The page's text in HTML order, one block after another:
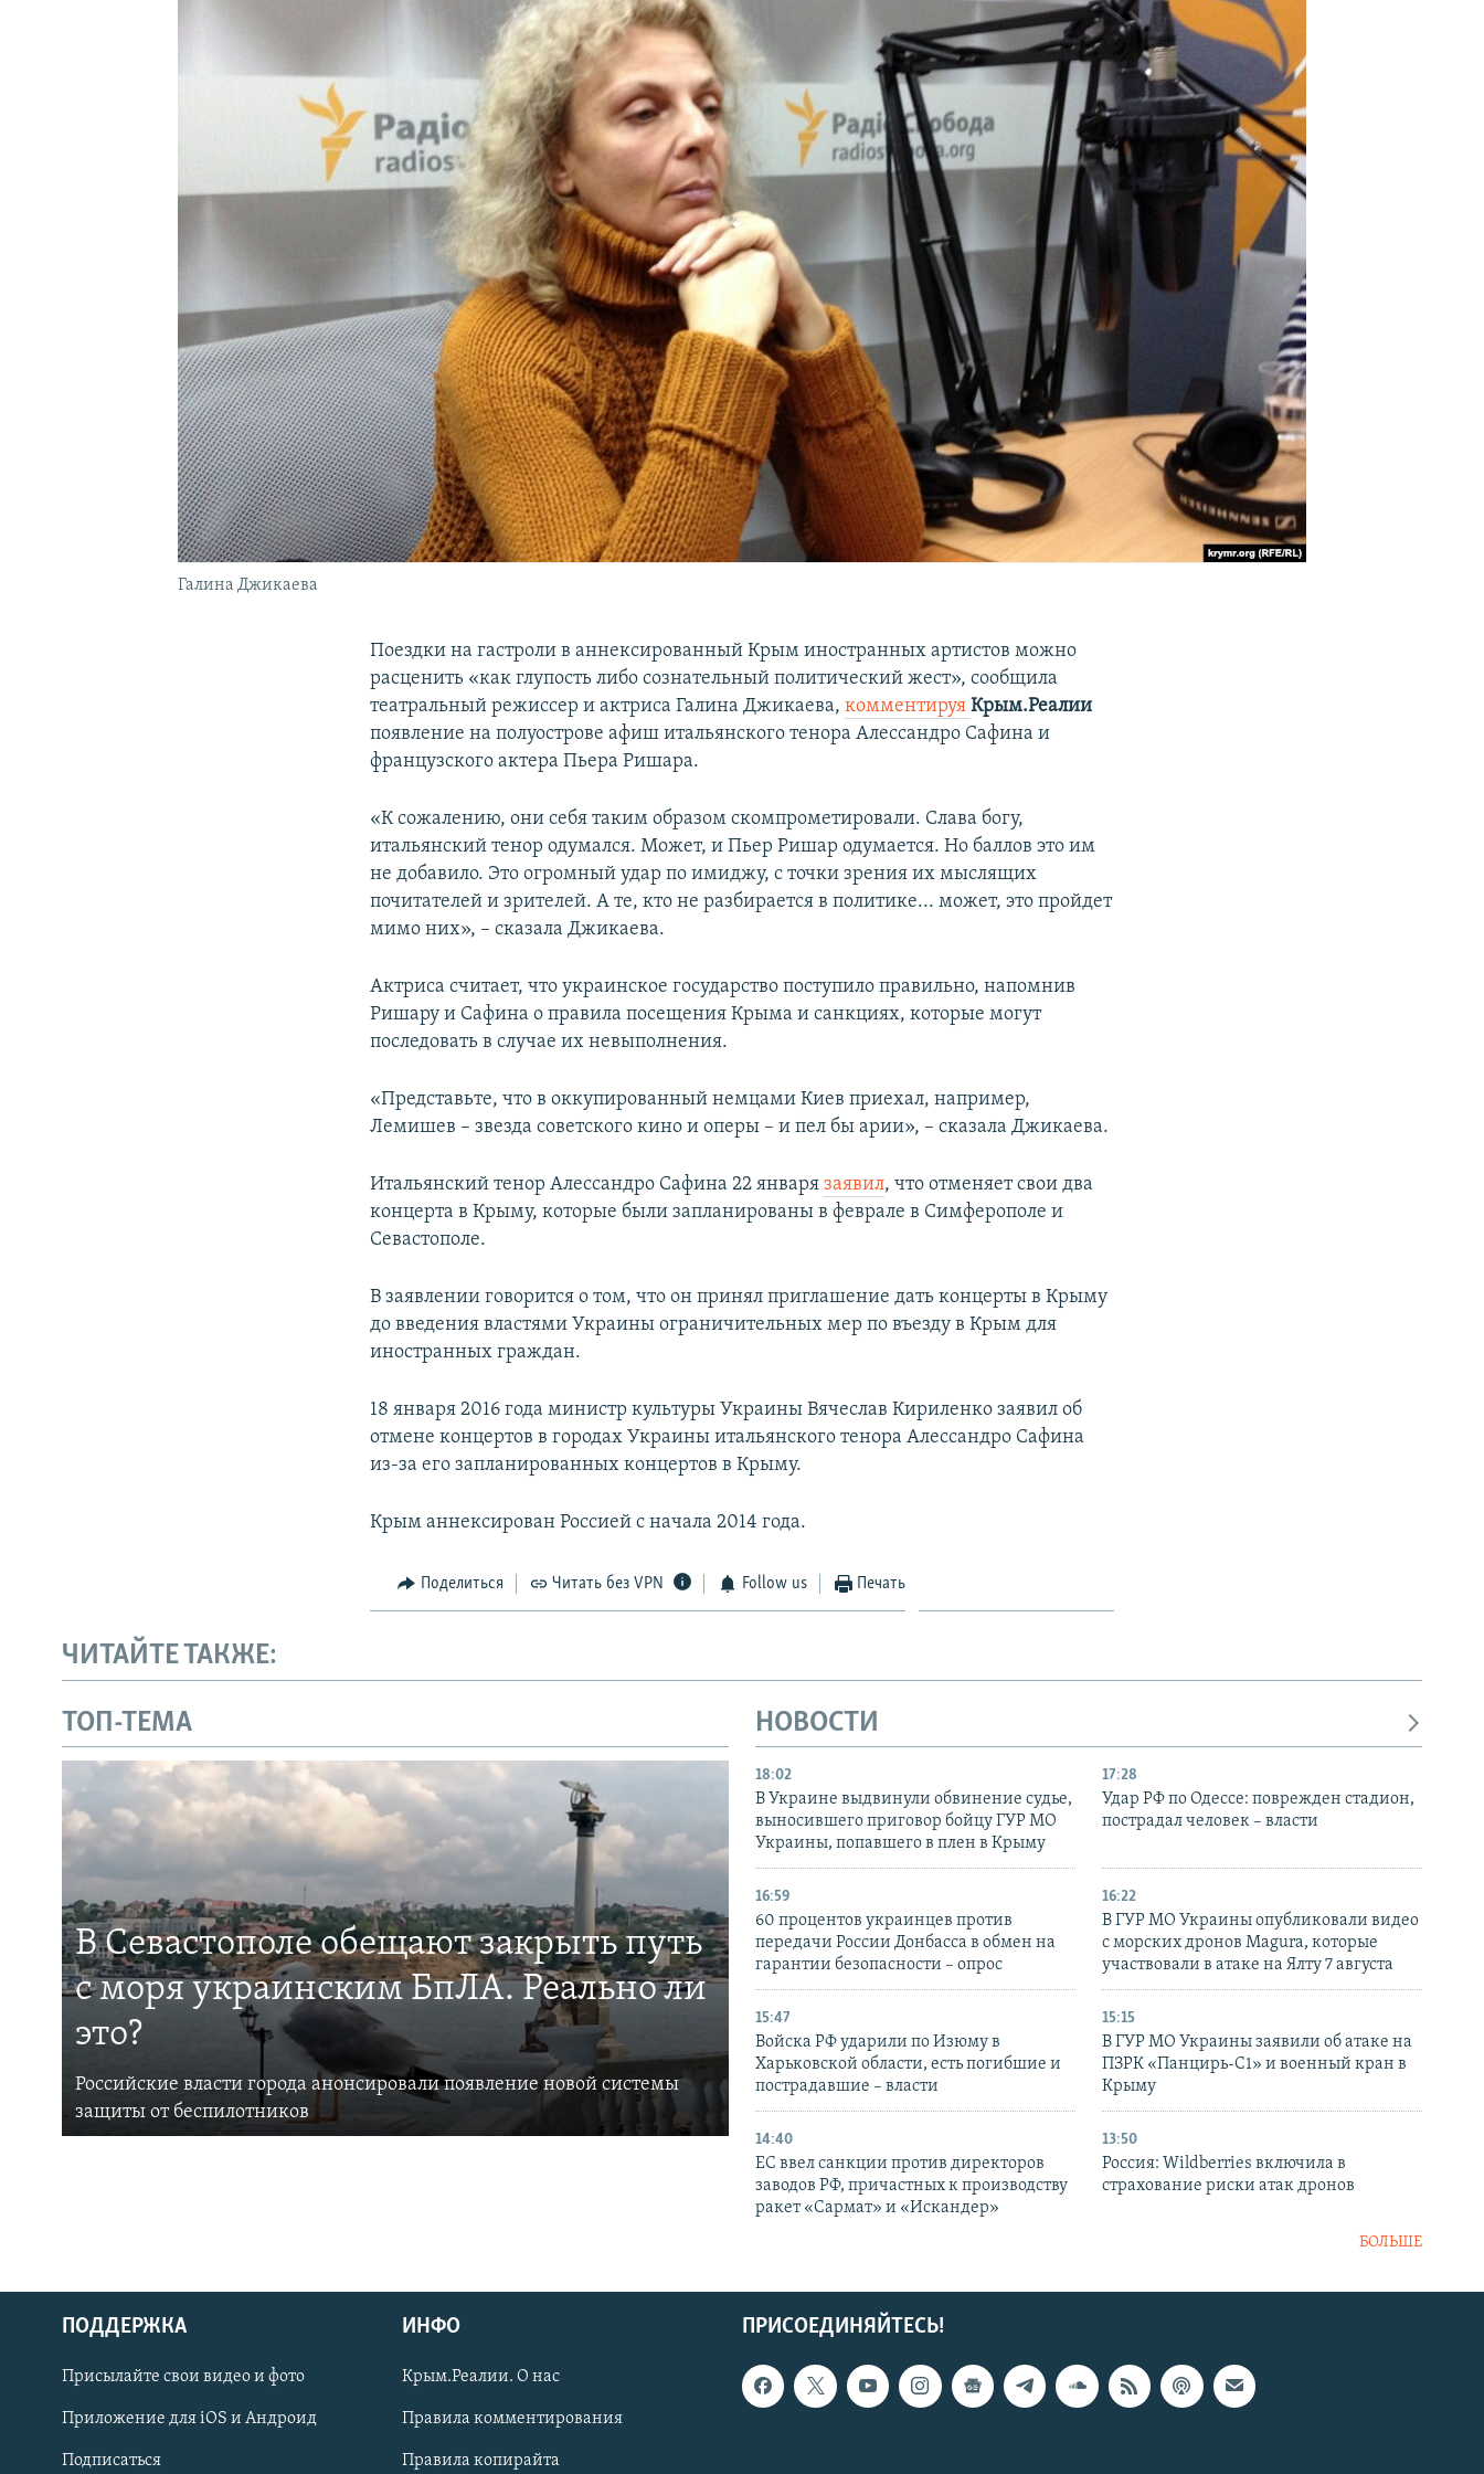
Українською
Qırımtatar
ПРИСОЕДИНЯЙТЕСЬ!
Галина Джикаева
Поездки на гастроли в аннексированный Крым иностранных артистов можно
расценить «как глупость либо сознательный политический жест», сообщила
театральный режиссер и актриса Галина Джикаева,комментируяКрым.Реалии
появление на полуострове афиш итальянского тенора Алессандро Сафина и
французского актера Пьера Ришара.
«К сожалению, они себя таким образом скомпрометировали. Слава богу,
итальянский тенор одумался. Может, и Пьер Ришар одумается. Но баллов это им
не добавило. Это огромный удар по имиджу, с точки зрения их мыслящих
почитателей и зрителей. А те, кто не разбирается в политике... может, это пройдет
мимо них», – сказала Джикаева.
Актриса считает, что украинское государство поступило правильно, напомнив
Ришару и Сафина о правила посещения Крыма и санкциях, которые могут
последовать в случае их невыполнения.
«Представьте, что в оккупированный немцами Киев приехал, например,
Лемишев – звезда советского кино и оперы – и пел бы арии», – сказала Джикаева.
Итальянский тенор Алессандро Сафина 22 январязаявил, что отменяет свои два
концерта в Крыму, которые были запланированы в феврале в Симферополе и
Севастополе.
В заявлении говорится о том, что он принял приглашение дать концерты в Крыму
до введения властями Украины ограничительных мер по въезду в Крым для
иностранных граждан.
18 января 2016 года министр культуры Украины Вячеслав Кириленко заявил об
отмене концертов в городах Украины итальянского тенора Алессандро Сафина
из-за его запланированных концертов в Крыму.
Крым аннексирован Россией с начала 2014 года.
Поделиться Читать без VPN Follow us Печать
ЧИТАЙТЕ ТАКЖЕ:
ТОП-ТЕМА
В Севастополе обещают закрыть путь
с моря украинским БпЛА. Реально ли
это?
Российские власти города анонсировали появление новой системы
защиты от беспилотников
НОВОСТИ
18:02
В Украине выдвинули обвинение судье,
выносившего приговор бойцу ГУР МО
Украины, попавшего в плен в Крыму
17:28
Удар РФ по Одессе: поврежден стадион,
пострадал человек – власти
16:59
60 процентов украинцев против
передачи России Донбасса в обмен на
гарантии безопасности – опрос
16:22
В ГУР МО Украины опубликовали видео
с морских дронов Magura, которые
участвовали в атаке на Ялту 7 августа
15:47
Войска РФ ударили по Изюму в
Харьковской области, есть погибшие и
пострадавшие – власти
15:15
В ГУР МО Украины заявили об атаке на
ПЗРК «Панцирь-С1» и военный кран в
Крыму
14:40
ЕС ввел санкции против директоров
заводов РФ, причастных к производству
ракет «Сармат» и «Искандер»
13:50
Россия: Wildberries включила в
страхование риски атак дронов
БОЛЬШЕ
ПРИСОЕДИНЯЙТЕСЬ!
ПОДДЕРЖКА
Присылайте свои видео и фото
Приложение для iOS и Андроид
Подписаться
ИНФО
Крым.Реалии. О нас
Правила комментирования
Правила копирайта